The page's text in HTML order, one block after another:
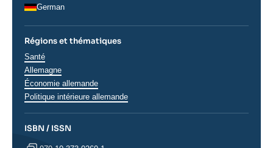
German
Régions et thématiques
Thématiques
analyses
Santé
Régions
Allemagne
Économie allemande
Politique intérieure allemande
ISBN / ISSN